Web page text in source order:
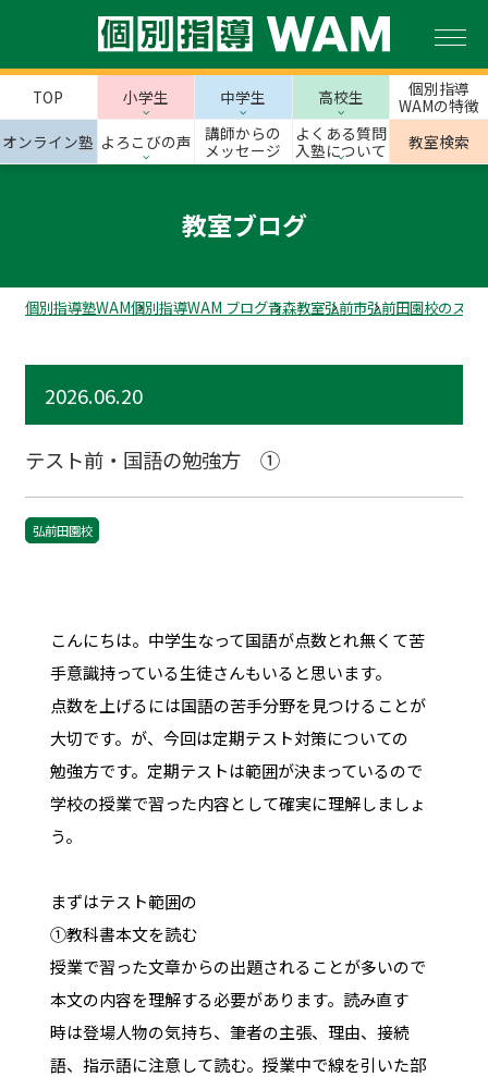
TOP 小学生 中学生 高校生
個別指導
WAMの特徴
オンライン塾 よろこびの声
講師からの
メッセージ
よくある質問
入塾について
教室検索
教室ブログ
個別指導塾WAM個別指導WAM ブログ青森教室弘前市弘前田園校のスタ
2026.06.20
テスト前・国語の勉強方 ①
弘前田園校
こんにちは。中学生なって国語が点数とれ無くて苦
手意識持っている生徒さんもいると思います。
点数を上げるには国語の苦手分野を見つけることが
大切です。が、今回は定期テスト対策についての
勉強方です。定期テストは範囲が決まっているので
学校の授業で習った内容として確実に理解しましょ
う。
まずはテスト範囲の
①教科書本文を読む
授業で習った文章からの出題されることが多いので
本文の内容を理解する必要があります。読み直す
時は登場人物の気持ち、筆者の主張、理由、接続
語、指示語に注意して読む。授業中で線を引いた部